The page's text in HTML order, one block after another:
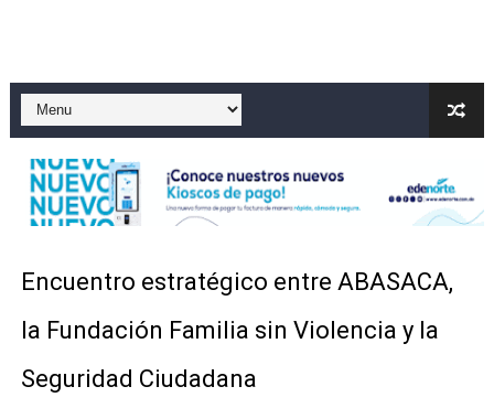
Pacheman apuesta por la evolución del merengue
Un derrumbe en el centro de Cuba deja dos personas
Condenan a dos 'streamers' franceses por torturar
Nuevo Código Penal: hasta 20 años de cárcel por robo
La nube sahariana número 14 se ha alejado de
Encuentro estratégico entre ABASACA,
la Fundación Familia sin Violencia y la
Seguridad Ciudadana